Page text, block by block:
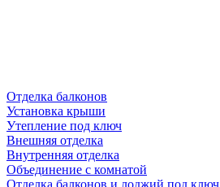
Отделка балконов
Установка крыши
Утепление под ключ
Внешняя отделка
Внутренняя отделка
Объединение с комнатой
Отделка балконов и лоджий под ключ